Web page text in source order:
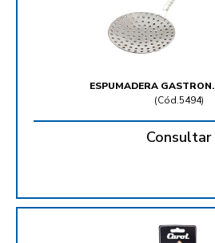
ESPUMADERA
(Cód.5494)
Consultar